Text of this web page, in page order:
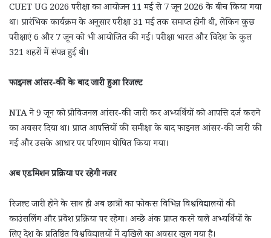
CUET UG 2026 परीक्षा का आयोजन 11 मई से 7 जून 2026 के बीच किया गया
था। प्रारंभिक कार्यक्रम के अनुसार परीक्षा 31 मई तक समाप्त होनी थी, लेकिन कुछ
परीक्षाएं 6 और 7 जून को भी आयोजित की गईं। परीक्षा भारत और विदेश के कुल
321 शहरों में संपन्न हुई थी।
फाइनल आंसर-की के बाद जारी हुआ रिजल्ट
NTA ने 9 जून को प्रोविजनल आंसर-की जारी कर अभ्यर्थियों को आपत्ति दर्ज कराने
का अवसर दिया था। प्राप्त आपत्तियों की समीक्षा के बाद फाइनल आंसर-की जारी की
गई और उसके आधार पर परिणाम घोषित किया गया।
अब एडमिशन प्रक्रिया पर रहेगी नजर
रिजल्ट जारी होने के साथ ही अब छात्रों का फोकस विभिन्न विश्वविद्यालयों की
काउंसलिंग और प्रवेश प्रक्रिया पर रहेगा। अच्छे अंक प्राप्त करने वाले अभ्यर्थियों के
लिए देश के प्रतिष्ठित विश्वविद्यालयों में दाखिले का अवसर खुल गया है।